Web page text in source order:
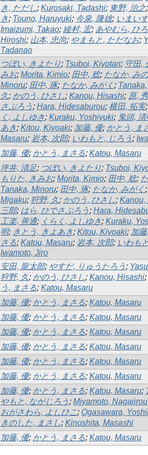
き, ただし; Kurosaki, Tadashi; 東野, 治之;
き; Touno, Haruyuki; 今泉, 隆雄; いまい
Imaizumi, Takao; 綾村, 宏; あやむら, ひ
Hiroshi; 山本, 忠尚; やまもと, ただなお;
Tadanao
つぼい, きよたり; Tsuboi, Kiyotari; 守田,
みお; Morita, Kimio; 田中, 稔; たなか, み
Minoru; 田中, 琢; たなか, みがく ;
久; かのう, ひさし; Kanou, Hisashi; 原,
さぶろう ; Hara, Hidesaburou; 横田, 拓実;
く, よしゆき; Kuraku, Yoshiyuki; 鬼頭, 清
あき; Kitou, Kiyoaki; 加藤, 優; かとう, ま
Masaru; 岩本, 次郎; いわもと, じろう ;
加藤, 優; かとう, まさる; Katou, Masaru
坪井, 清足; つぼい, きよたり; Tsuboi,
もりた, きみお; Morita, Kimio; 田中, 稔;
Tanaka, Minoru; 田中, 琢; たなか, みがく ;
Migaku; 狩野, 久; かのう, ひさし; Kanou,
三郎; はら, ひでさぶろう ; Hara,
工楽, 善通; くらく, よしゆき; Kuraku,
明; きとう, きよあき; Kitou, Kiyoaki; 加
さる; Katou, Masaru; 岩本, 次郎; いわも
Iwamoto, Jiro
安田, 龍太郎; やすだ, りゅうたろう ;
狩野, 久; かのう, ひさし; Kanou, Hisashi;
う, まさる; Katou, Masaru
加藤, 優; かとう, まさる; Katou, Masaru
加藤, 優; かとう, まさる; Katou, Masaru
加藤, 優; かとう, まさる; Katou, Masaru
加藤, 優; かとう, まさる; Katou, Masaru
加藤, 優; かとう, まさる; Katou, Masaru
加藤, 優; かとう, まさる; Katou, Masaru
加藤, 優; かとう, まさる; Katou, Masaru;
やもと, ながじろう ; Miyamoto, Nagajirou
おがさわら, よしひこ; Ogasawara,
きのした, まさし; Kinoshita, Masashi
加藤, 優; かとう, まさる; Katou, Masaru